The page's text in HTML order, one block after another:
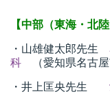
【中部（東海・北
・山雄健太郎先生
科 （愛知県名古
・井上匡央先生